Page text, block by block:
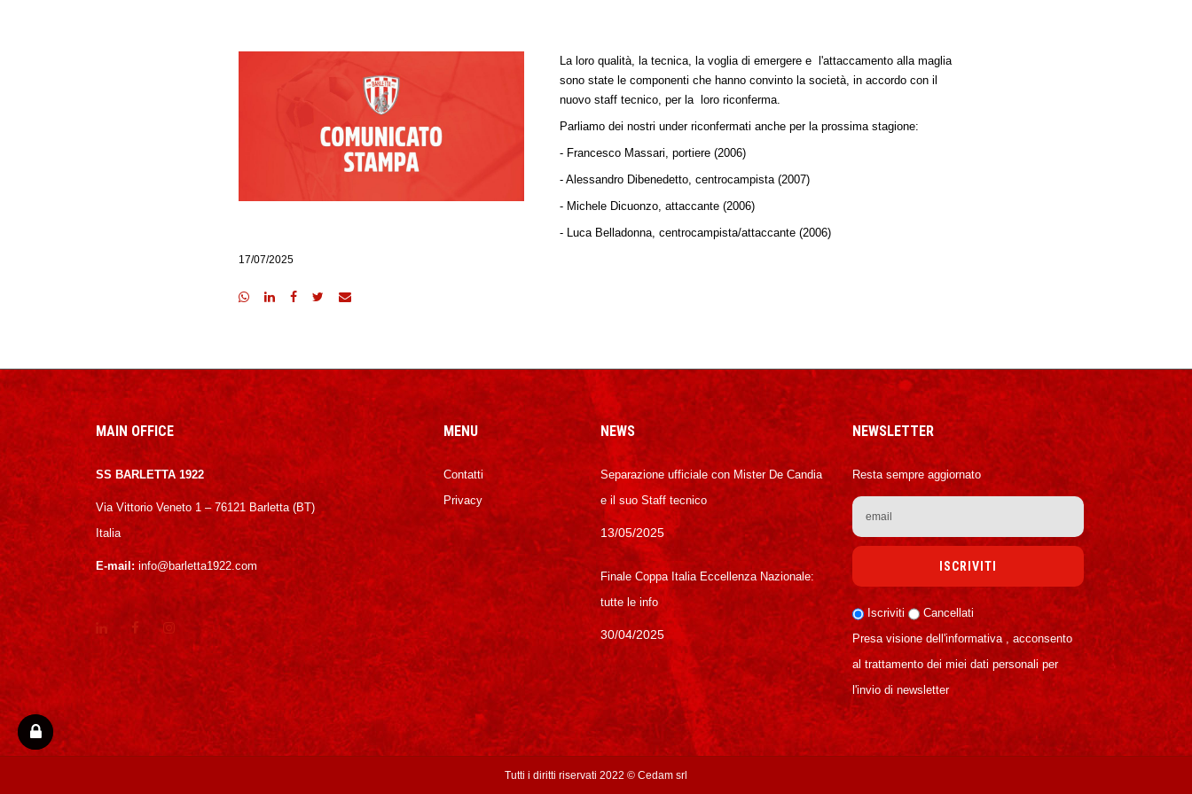
La loro qualità, la tecnica, la voglia di emergere e l'attaccamento alla maglia
sono state le componenti che hanno convinto la società, in accordo con il
nuovo staff tecnico, per la loro riconferma.
Parliamo dei nostri under riconfermati anche per la prossima stagione:
- Francesco Massari, portiere (2006)
- Alessandro Dibenedetto, centrocampista (2007)
- Michele Dicuonzo, attaccante (2006)
- Luca Belladonna, centrocampista/attaccante (2006)
17/07/2025
MAIN OFFICE
SS BARLETTA 1922
Via Vittorio Veneto 1 – 76121 Barletta (BT)
Italia
E-mail: info@barletta1922.com
MENU
Contatti
Privacy
NEWS
Separazione ufficiale con Mister De Candia
e il suo Staff tecnico
13/05/2025
Finale Coppa Italia Eccellenza Nazionale:
tutte le info
30/04/2025
NEWSLETTER
Resta sempre aggiornato
Iscriviti
Cancellati
Presa visione dell'informativa , acconsento
al trattamento dei miei dati personali per
l'invio di newsletter
Tutti i diritti riservati 2022 © Cedam srl